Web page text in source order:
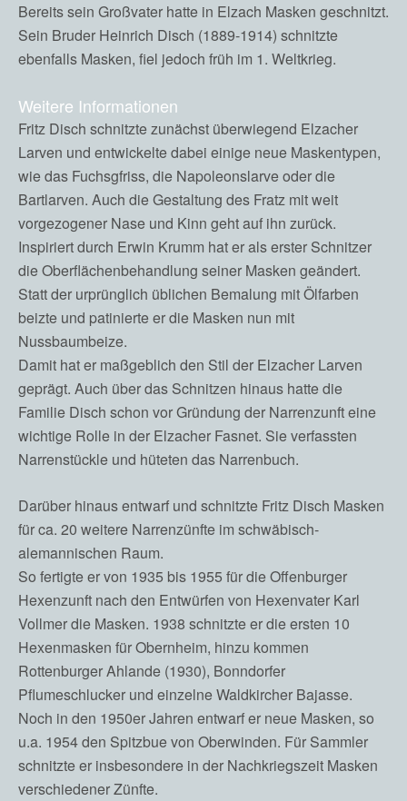
Bereits sein Großvater hatte in Elzach Masken geschnitzt.
Sein Bruder Heinrich Disch (1889-1914) schnitzte
ebenfalls Masken, fiel jedoch früh im 1. Weltkrieg.
Weitere Informationen
Fritz Disch schnitzte zunächst überwiegend Elzacher
Larven und entwickelte dabei einige neue Maskentypen,
wie das Fuchsgfriss, die Napoleonslarve oder die
Bartlarven. Auch die Gestaltung des Fratz mit weit
vorgezogener Nase und Kinn geht auf ihn zurück.
Inspiriert durch Erwin Krumm hat er als erster Schnitzer
die Oberflächenbehandlung seiner Masken geändert.
Statt der urprünglich üblichen Bemalung mit Ölfarben
beizte und patinierte er die Masken nun mit
Nussbaumbeize.
Damit hat er maßgeblich den Stil der Elzacher Larven
geprägt. Auch über das Schnitzen hinaus hatte die
Familie Disch schon vor Gründung der Narrenzunft eine
wichtige Rolle in der Elzacher Fasnet. Sie verfassten
Narrenstückle und hüteten das Narrenbuch.
Darüber hinaus entwarf und schnitzte Fritz Disch Masken
für ca. 20 weitere Narrenzünfte im schwäbisch-
alemannischen Raum.
So fertigte er von 1935 bis 1955 für die Offenburger
Hexenzunft nach den Entwürfen von Hexenvater Karl
Vollmer die Masken. 1938 schnitzte er die ersten 10
Hexenmasken für Obernheim, hinzu kommen
Rottenburger Ahlande (1930), Bonndorfer
Pflumeschlucker und einzelne Waldkircher Bajasse.
Noch in den 1950er Jahren entwarf er neue Masken, so
u.a. 1954 den Spitzbue von Oberwinden. Für Sammler
schnitzte er insbesondere in der Nachkriegszeit Masken
verschiedener Zünfte.